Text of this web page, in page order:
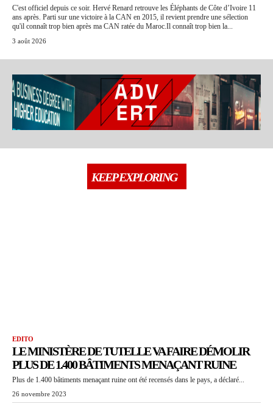
C'est officiel depuis ce soir. Hervé Renard retrouve les Éléphants de Côte d’Ivoire 11
ans après. Parti sur une victoire à la CAN en 2015, il revient prendre une sélection
qu'il connaît trop bien après ma CAN ratée du Maroc.Il connaît trop bien la...
3 août 2026
KEEP EXPLORING
EDITO
LE MINISTÈRE DE TUTELLE VA FAIRE DÉMOLIR
PLUS DE 1.400 BÂTIMENTS MENAÇANT RUINE
Plus de 1.400 bâtiments menaçant ruine ont été recensés dans le pays, a déclaré...
26 novembre 2023